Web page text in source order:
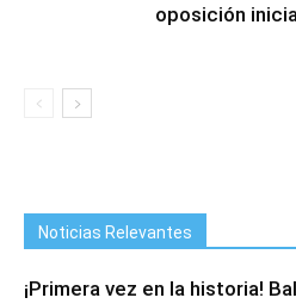
oposición
Noticias Relevantes
¡Primera vez en la historia!